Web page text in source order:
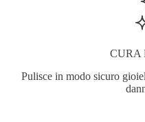
CURA
Pulisce in modo sicuro